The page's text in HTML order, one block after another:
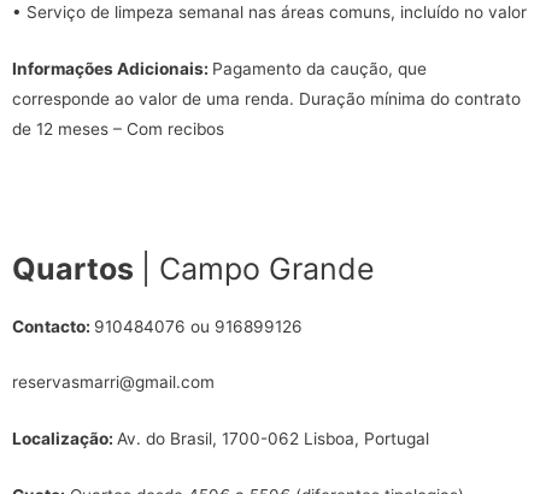
• Serviço de limpeza semanal nas áreas comuns, incluído no valor
Informações Adicionais: Pagamento da caução, que
corresponde ao valor de uma renda. Duração mínima do contrato
de 12 meses – Com recibos
Quartos | Campo Grande
Contacto: 910484076 ou 916899126
reservasmarri@gmail.com
Localização: Av. do Brasil, 1700-062 Lisboa, Portugal